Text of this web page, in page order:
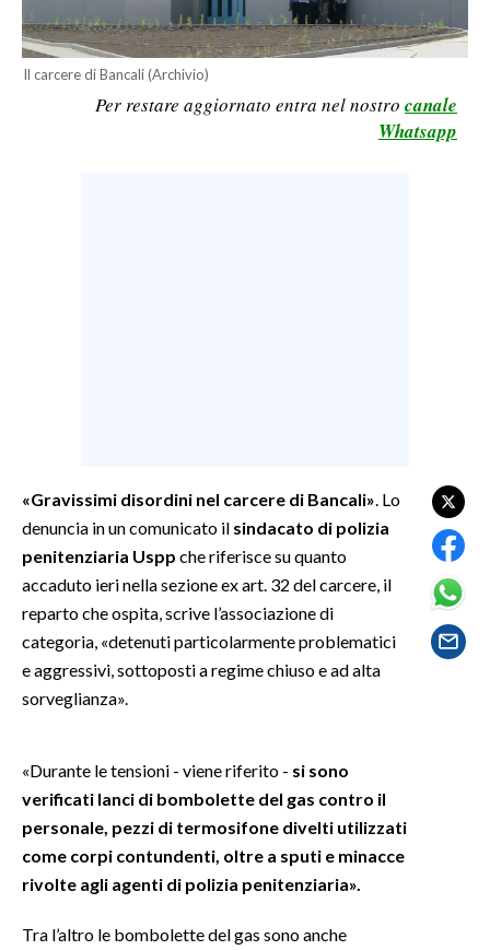
SPORT
RISULTATI E CLASSIFICHE
SALUTE
SARDEGNA TURISMO
SARDI NEL MONDO
NOTIZIE
EVENTI
INSULARITÀ
INFO AZIENDE
ABBONATI
Il carcere di Bancali (Archivio)
Per restare aggiornato entra nel nostro canale
Whatsapp
«Gravissimi disordini nel carcere di Bancali» . Lo
denuncia in un comunicato il sindacato di polizia
penitenziaria Uspp che riferisce su quanto
accaduto ieri nella sezione ex art. 32 del carcere, il
reparto che ospita, scrive l’associazione di
categoria, «detenuti particolarmente problematici
e aggressivi, sottoposti a regime chiuso e ad alta
sorveglianza».
«Durante le tensioni - viene riferito - si sono
verificati lanci di bombolette del gas contro il
personale, pezzi di termosifone divelti utilizzati
come corpi contundenti, oltre a sputi e minacce
rivolte agli agenti di polizia penitenziaria».
Tra l’altro le bombolette del gas sono anche